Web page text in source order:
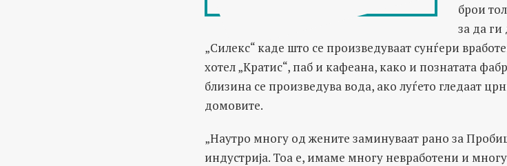
брои
за да ги
„Силекс“ каде што се произведуваат сунѓери
хотел „Кратис“, паб и кафеана, како и познатата
близина се произведува вода, ако луѓето гледаат
домовите.
„Наутро многу од жените заминуваат рано за
индустрија. Тоа е, имаме многу невработени и